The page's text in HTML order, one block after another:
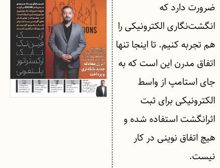
ضرورت دارد که
انگشت‌نگاری الکترونیکی را
هم تجربه کنیم. تا اینجا تنها
اتفاق مدرن این است که به
جای استامپ از واسط
الکترونیکی برای ثبت
اثرانگشت استفاده شده و
هیچ اتفاق نوینی در کار
نیست.